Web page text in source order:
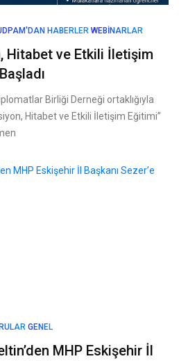
HABERLER WEBINARLAR
Hitabet ve Etkili İletişim
Birliği Derneği ortaklığıyla
Hitabet ve Etkili İletişim Eğitimi”
GENEL
MHP Eskişehir İl